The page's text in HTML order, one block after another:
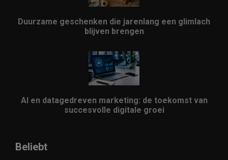
Duurzame geschenken die jarenlang een glimlach
blijven brengen
AI en datagedreven marketing: de toekomst van
succesvolle digitale groei
Beliebt